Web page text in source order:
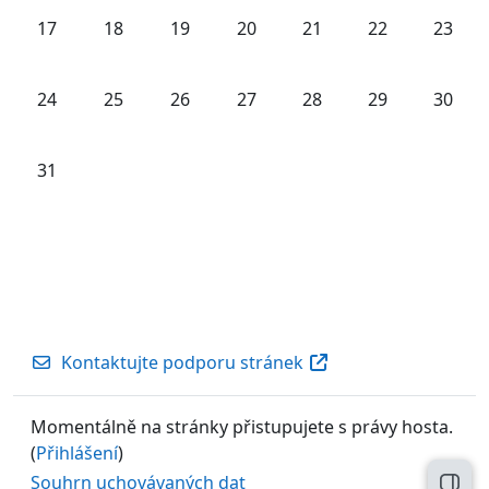
Žádné události, pondělí, 17. srpna
17 Žádné události, úterý, 18. srpna
18 Žádné události, středa, 19. srpna
19 Žádné události, čtvrtek, 20.
20 Žádné události, pátek,
21 Žádné
22 23
Žádné události, pondělí, 24. srpna
24 Žádné události, úterý, 25. srpna
25 Žádné události, středa, 26. srpna
26 Žádné události, čtvrtek, 27.
27 Žádné události, pátek,
28 Žádné
29 30
Žádné události, pondělí, 31. srpna
31
Kontaktujte podporu stránek
Momentálně na stránky přistupujete s právy hosta.
(Přihlášení)
Souhrn uchovávaných dat